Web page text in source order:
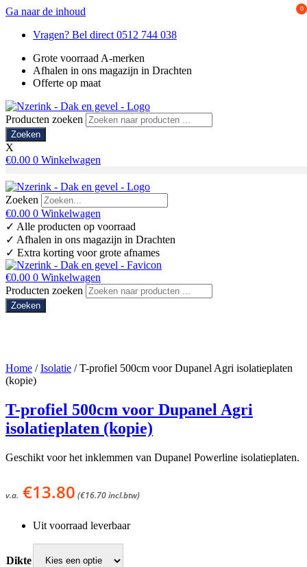
Ga naar de inhoud
Vragen? Bel direct 0512 744 038
Grote voorraad A-merken
Afhalen in ons magazijn in Drachten
Offerte op maat
Producten zoeken
Zoeken
0
X
€0.00 0 Winkelwagen
Zoeken
€0.00 0 Winkelwagen
✓ Alle producten op voorraad
✓ Afhalen in ons magazijn in Drachten
✓ Extra korting voor grote afnames
€0.00 0 Winkelwagen
Producten zoeken
Zoeken
Home /Isolatie / T-profiel 500cm voor Dupanel Agri isolatieplaten
(kopie)
T-profiel 500cm voor Dupanel Agri
isolatieplaten (kopie)
Geschikt voor het inklemmen van Dupanel Powerline isolatieplaten.
v.a. €13.80 (€16.70incl.btw)
Uit voorraad leverbaar
Dikte